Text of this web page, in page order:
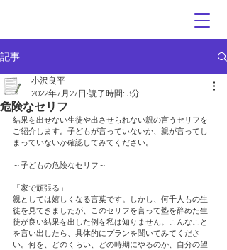
記事
危険なセリフ
小沢良平
2022年7月27日 読了時間: 3分
結果を出せない生徒や出させられない親の言うセリフを
ご紹介します。子どもが言っていないか、親が言ってし
まっていないか確認してみてください。
～子どもの危険なセリフ～
「家で頑張る」
親としては嬉しくなる言葉です。しかし、何千人もの生
徒を見てきましたが、このセリフを言って塾を辞めた生
徒が良い結果を出した例を私は知りません。こんなこと
を言い出したら、具体的にプランを聞いてみてくださ
い。何を、どのくらい、どの時期にやるのか、自分の望